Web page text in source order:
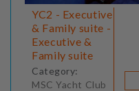
YC2 - Executive
& Family suite -
Executive &
Family suite
Category:
MSC Yacht Club